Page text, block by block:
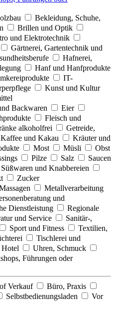
Bekleidung, Schuhe,
Brillen und Optik
und Elektrotechnik
Gärtnerei, Gartentechnik und
Hafnerei,
Hanf und Hanfprodukte
IT-
Kunst und Kultur
Backwaren
Eier
Fleisch und
alkoholfrei
Getreide,
Kaffee und Kakau
Kräuter und
Most Müsli
Obst
Pilze Salz
Saucen
Süßwaren und Knabbereien
Zucker
Metallverarbeitung
und
Dienstleistung
Regionale
und Service
Sanitär-,
Sport und Fitness
Textilien,
Tischlerei und
Hotel
Uhren, Schmuck
Führungen oder
Verkauf
Büro, Praxis
Selbstbedienungsladen
Vor